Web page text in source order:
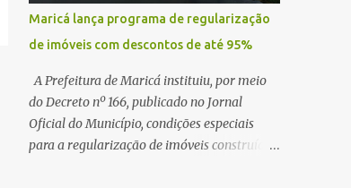
estratégica. Segundo Quaquá, a conversa
será o início de um debate maior sobre a
viabilidade dessa estrutura na cidade.
Durante o vídeo, o prefeito também
respondeu às críticas que vem recebendo.
Segundo ele, muitas pessoas estão dizendo
que promete muito, mas não estaria
Maricá lança programa de regularização
de imóveis com descontos de até 95%
A Prefeitura de Maricá instituiu, por meio
do Decreto nº 166, publicado no Jornal
Oficial do Município, condições especiais
para a regularização de imóveis construídos